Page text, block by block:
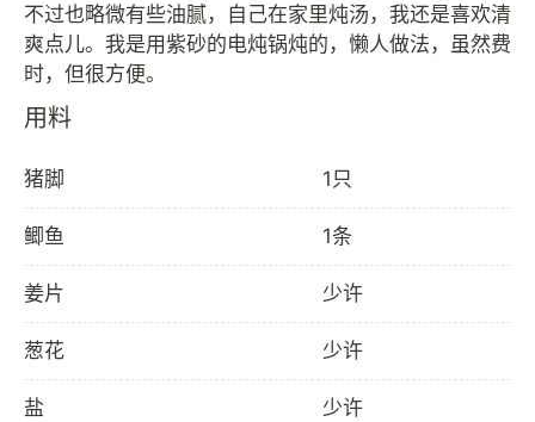
不过也略微有些油腻，自己在家里炖汤，我还是喜欢清
爽点儿。我是用紫砂的电炖锅炖的，懒人做法，虽然费
用料
猪脚 1只
鲫鱼 1条
姜片 少许
葱花 少许
盐 少许